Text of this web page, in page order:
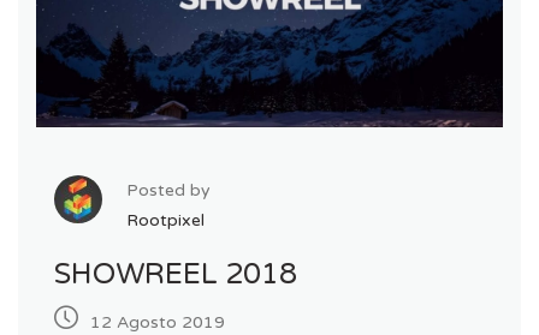
Posted by
Rootpixel
SHOWREEL 2018
12 Agosto 2019